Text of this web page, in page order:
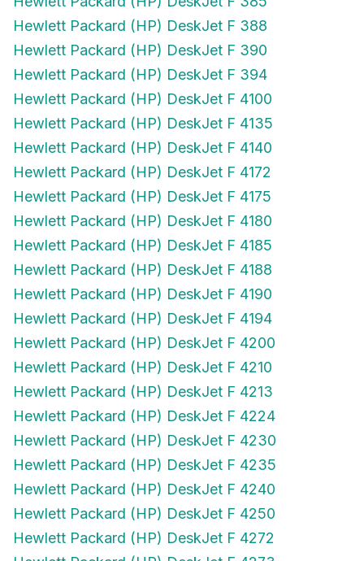
Hewlett Packard (HP) DeskJet F 388
Hewlett Packard (HP) DeskJet F 390
Hewlett Packard (HP) DeskJet F 394
Hewlett Packard (HP) DeskJet F 4100
Hewlett Packard (HP) DeskJet F 4135
Hewlett Packard (HP) DeskJet F 4140
Hewlett Packard (HP) DeskJet F 4172
Hewlett Packard (HP) DeskJet F 4175
Hewlett Packard (HP) DeskJet F 4180
Hewlett Packard (HP) DeskJet F 4185
Hewlett Packard (HP) DeskJet F 4188
Hewlett Packard (HP) DeskJet F 4190
Hewlett Packard (HP) DeskJet F 4194
Hewlett Packard (HP) DeskJet F 4200
Hewlett Packard (HP) DeskJet F 4210
Hewlett Packard (HP) DeskJet F 4213
Hewlett Packard (HP) DeskJet F 4224
Hewlett Packard (HP) DeskJet F 4230
Hewlett Packard (HP) DeskJet F 4235
Hewlett Packard (HP) DeskJet F 4240
Hewlett Packard (HP) DeskJet F 4250
Hewlett Packard (HP) DeskJet F 4272
Hewlett Packard (HP) DeskJet F 4273